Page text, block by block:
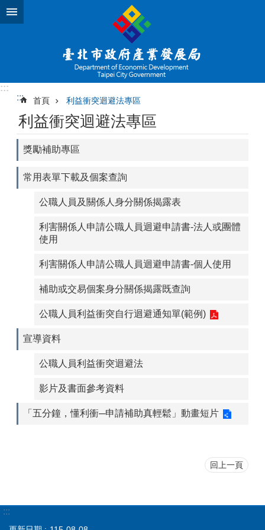
跳到主要內容區塊
:::
:::
首頁 利益衝突迴避法專區
利益衝突迴避法專區
獎勵補助專區
常用表單下載及個案查詢
公職人員及關係人身分關係揭露表
利害關係人申請公職人員迴避申請書-法人或團體
使用
利害關係人申請公職人員迴避申請書-個人使用
補助或交易個案身分關係揭露既查詢
公職人員利益衝突自行迴避通知單(範例)
宣導資料
公職人員利益衝突迴避法
影片及書面參考資料
「五分鐘，懂利衝─申請補助真輕鬆」動畫短片
回上一頁
:::